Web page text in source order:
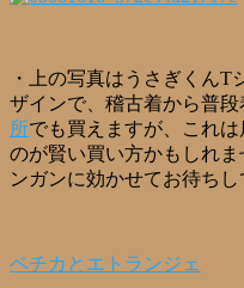
・上の写真はうさぎくん
ザインで、稽古着から普段
所でも買えますが、これ
のが賢い買い方かもしれ
ンガンに効かせてお待ちし
ペチカとエトランジェ